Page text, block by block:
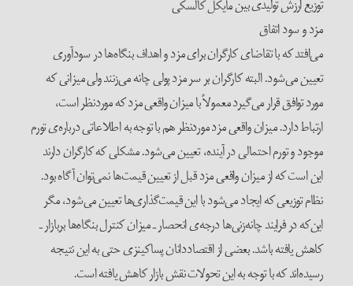
مایکل کالسکیتوزیع ارزش تولیدی بین
مزد و سود اتفاق
می‌افتد که با تقاضای کارگران برای مزد و اهداف بنگاه‌ها در سودآوری
تعیین می‌شود. البته کارگران بر سر مزد پولی چانه می‌زنند ولی میزانی که
مورد توافق قرار می‌گیرد معمولاً با میزان واقعی مزد که موردنظر است،
ارتباط دارد. میزان واقعی مزد موردنظر هم با توجه به اطلاعاتی درباره‌ی تورم
موجود و تورم احتمالی در آینده، تعیین می‌شود. مشکلی که کارگران دارند
این است که از میزان واقعی مزد قبل از تعیین قیمت‌ها نمی‌توان آگاه بود.
نظام توزیعی که ایجاد می‌شود با این قیمت‌گذاری‌ها تعیین می‌شود، مگر
این‌که در فرایند چانه‌زنی‌ها درجه‌ی انحصار ـ میزان کنترل بنگاه‌ها بربازار ـ
کاهش یافته باشد. بعضی از اقتصاددانان پساکینزی حتی به این نتیجه
رسیده‌اند که با توجه به این تحولات نقش بازار کاهش یافته است.